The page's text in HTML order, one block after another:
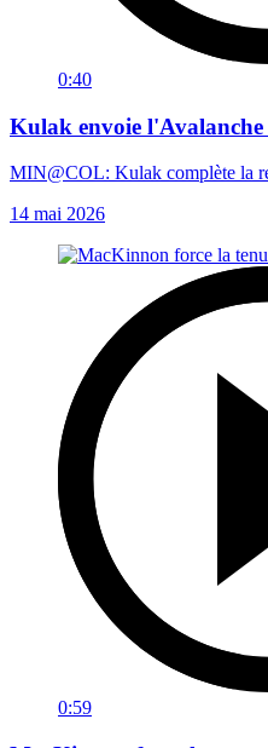
0:40
Kulak envoie l'Avalanche
MIN@COL: Kulak complète la
14 mai 2026
0:59